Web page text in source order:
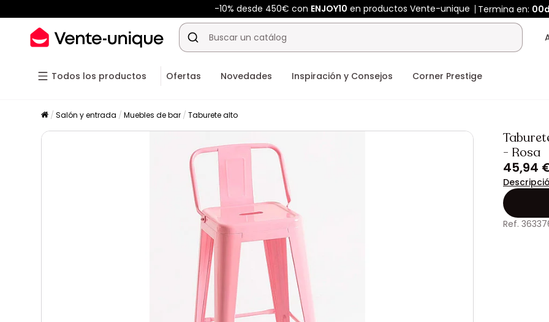
-10% desde 450€ conENJOY10 en productos Vente-unique Termina en:00d
Todos los productos Ofertas Novedades Inspiración y Consejos Corner Prestige
Salón y entrada Muebles de bar Taburete alto
- Rosa
45,94
Ref.